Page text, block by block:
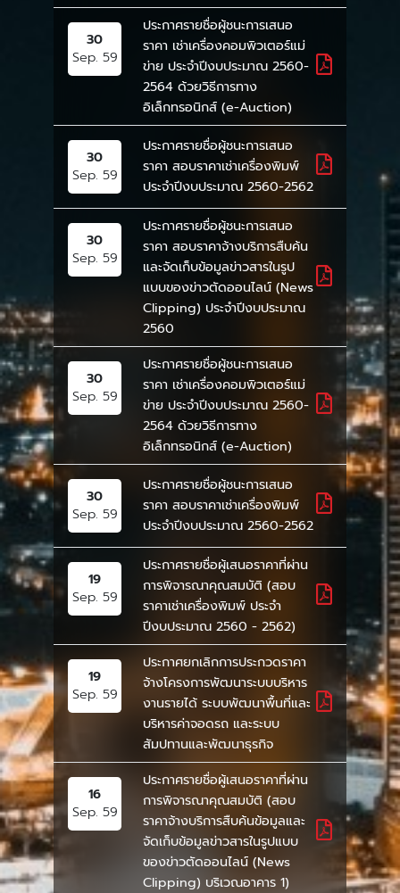
30
Sep. 59
ประกาศรายชื่อผู้ชนะการเสนอ
ราคา เช่าเครื่องคอมพิวเตอร์แม่
ข่าย ประจำปีงบประมาณ 2560-
2564 ด้วยวิธีการทาง
อิเล็กทรอนิกส์ (e-Auction)
30
Sep. 59
ประกาศรายชื่อผู้ชนะการเสนอ
ราคา สอบราคาเช่าเครื่องพิมพ์
ประจำปีงบประมาณ 2560-2562
30
Sep. 59
ประกาศรายชื่อผู้ชนะการเสนอ
ราคา สอบราคาจ้างบริการสืบค้น
และจัดเก็บข้อมูลข่าวสารในรูป
แบบของข่าวตัดออนไลน์ (News
Clipping) ประจำปีงบประมาณ
2560
30
Sep. 59
ประกาศรายชื่อผู้ชนะการเสนอ
ราคา เช่าเครื่องคอมพิวเตอร์แม่
ข่าย ประจำปีงบประมาณ 2560-
2564 ด้วยวิธีการทาง
อิเล็กทรอนิกส์ (e-Auction)
30
Sep. 59
ประกาศรายชื่อผู้ชนะการเสนอ
ราคา สอบราคาเช่าเครื่องพิมพ์
ประจำปีงบประมาณ 2560-2562
19
Sep. 59
ประกาศรายชื่อผู้เสนอราคาที่ผ่าน
การพิจารณาคุณสมบัติ (สอบ
ราคาเช่าเครื่องพิมพ์ ประจำ
ปีงบประมาณ 2560 - 2562)
19
Sep. 59
ประกาศยกเลิกการประกวดราคา
จ้างโครงการพัฒนาระบบบริหาร
งานรายได้ ระบบพัฒนาพื้นที่และ
บริหารค่าจอดรถ และระบบ
สัมปทานและพัฒนาธุรกิจ
16
Sep. 59
ประกาศรายชื่อผู้เสนอราคาที่ผ่าน
การพิจารณาคุณสมบัติ (สอบ
ราคาจ้างบริการสืบค้นข้อมูลและ
จัดเก็บข้อมูลข่าวสารในรูปแบบ
ของข่าวตัดออนไลน์ (News
Clipping) บริเวณอาคาร 1)